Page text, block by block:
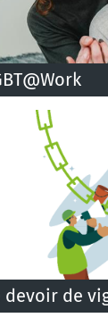
de la CSC
l’émancipation
devoir de